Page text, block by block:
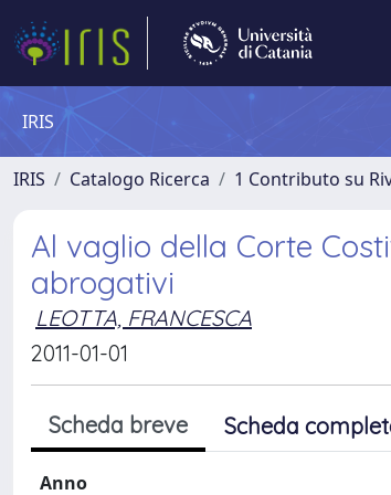
IRIS
IRIS Catalogo Ricerca 1 Contributo su
Al vaglio della Corte
abrogativi
LEOTTA, FRANCESCA
2011-01-01
Scheda breve Scheda
Anno